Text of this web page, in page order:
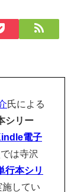
氏による
シリー
電子
は寺沢
行本シリ
してい